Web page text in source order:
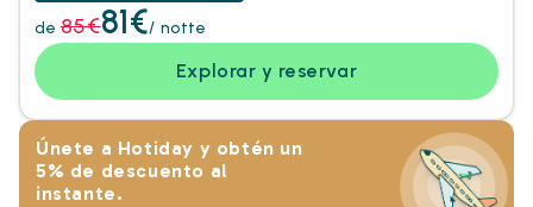
de 85€81€/ notte
Explorar y reservar
Únete a Hotiday y obtén un
5% de descuento al
instante.